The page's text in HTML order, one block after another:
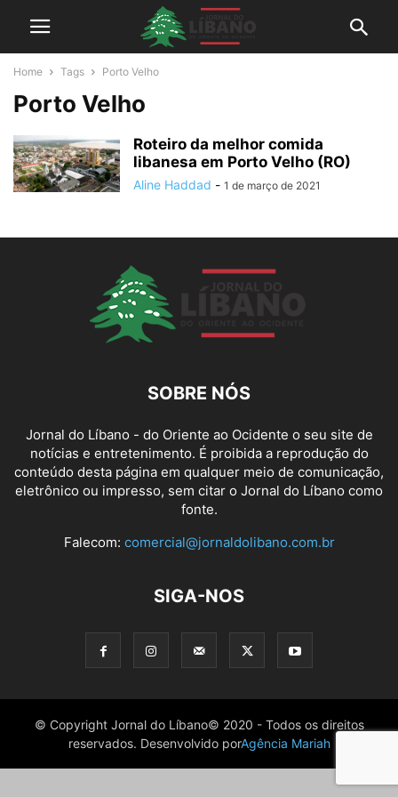
Home Tags Porto Velho
Porto Velho
Roteiro da melhor comida
libanesa em Porto Velho (RO)
Aline Haddad - 1 de março de 2021
SOBRE NÓS
Jornal do Líbano - do Oriente ao Ocidente o seu site de
notícias e entretenimento. É proibida a reprodução do
conteúdo desta página em qualquer meio de comunicação,
eletrônico ou impresso, sem citar o Jornal do Líbano como
fonte.
Falecom: comercial@jornaldolibano.com.br
SIGA-NOS
© Copyright Jornal do Líbano© 2020 - Todos os direitos
reservados. Desenvolvido porAgência Mariah